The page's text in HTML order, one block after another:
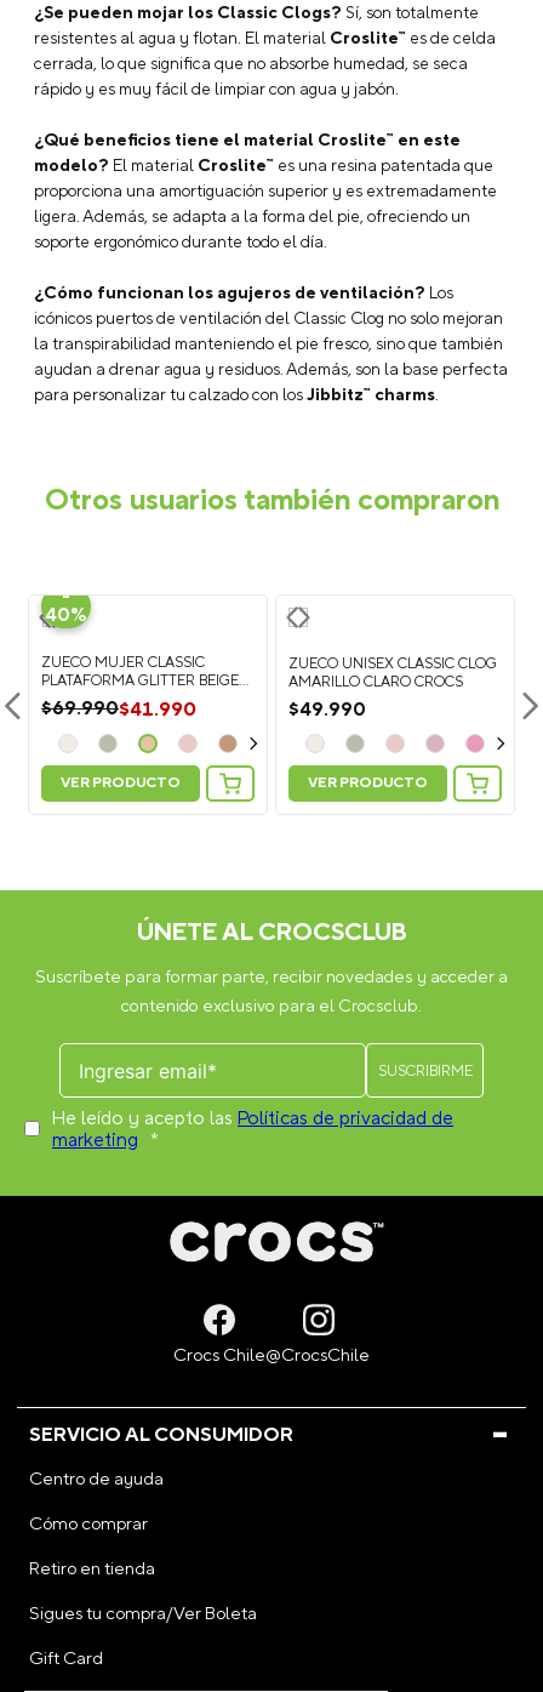
¿Se pueden mojar los Classic Clogs? Sí, son totalmente
resistentes al agua y flotan. El material Croslite™ es de celda
cerrada, lo que significa que no absorbe humedad, se seca
rápido y es muy fácil de limpiar con agua y jabón.
¿Qué beneficios tiene el material Croslite™ en este
modelo? El material Croslite™ es una resina patentada que
proporciona una amortiguación superior y es extremadamente
ligera. Además, se adapta a la forma del pie, ofreciendo un
soporte ergonómico durante todo el día.
¿Cómo funcionan los agujeros de ventilación? Los
icónicos puertos de ventilación del Classic Clog no solo mejoran
la transpirabilidad manteniendo el pie fresco, sino que también
ayudan a drenar agua y residuos. Además, son la base perfecta
para personalizar tu calzado con losJibbitz™ charms.
Otros usuarios también compraron
-
40%
ZUECO MUJER CLASSIC
PLATAFORMA GLITTER BEIGE
CROCS
$69.990$41.990
VER PRODUCTO
ZUECO UNISEX CLASSIC CLOG
AMARILLO CLARO CROCS
$49.990
VER PRODUCTO
ÚNETE AL CROCSCLUB
Suscríbete para formar parte, recibir novedades y acceder a
contenido exclusivo para el Crocsclub.
He leído y acepto las Políticas de privacidad de
marketing *
SERVICIO AL CONSUMIDOR
Centro de ayuda
Cómo comprar
Retiro en tienda
Sigues tu compra/Ver Boleta
Gift Card